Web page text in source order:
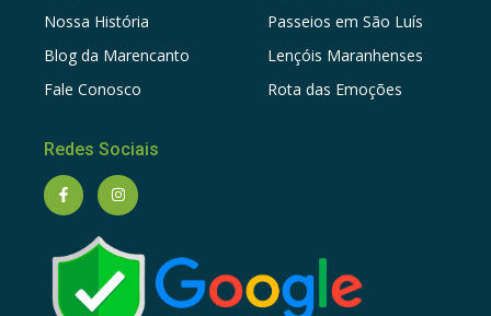
Nossa História
Blog da Marencanto
Fale Conosco
Passeios em São Luís
Lençóis Maranhenses
Rota das Emoções
Redes Sociais